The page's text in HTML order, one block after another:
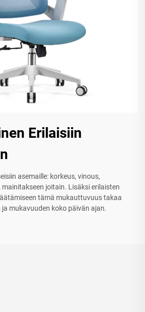
Erilaisiin
asemaille: korkeus, vinous,
joitain. Lisäksi erilaisten
tämä mukauttuvuus takaa
mukavuuden koko päivän ajan.